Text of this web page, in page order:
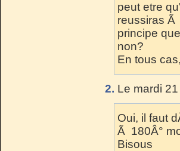
peut etre
reussiras Ã
principe
non?
En tous
2. Le mardi
Oui, il faut
Ã 180Â°
Bisous